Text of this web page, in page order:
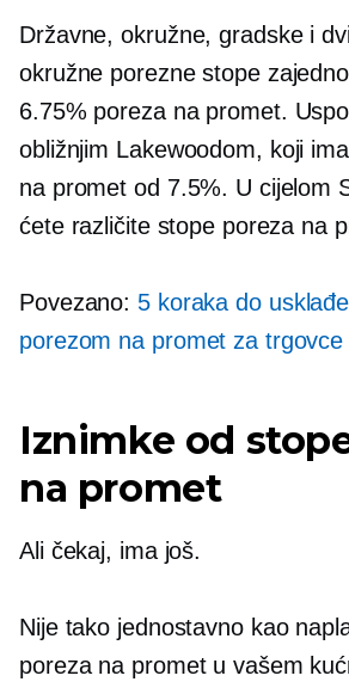
Državne, okružne, gradske i
okružne porezne stope
6.75% poreza na promet.
obližnjim Lakewoodom, koji
na promet od 7.5%. U cijelom
ćete različite stope poreza na
Povezano: 5 koraka do
porezom na promet za trgovce
Iznimke od
na promet
Ali čekaj, ima još.
Nije tako jednostavno kao
poreza na promet u vašem